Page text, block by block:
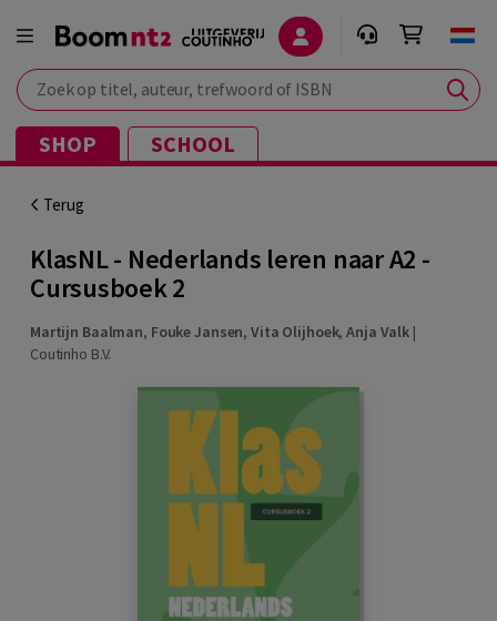
Zoek op titel, auteur, trefwoord of ISBN
SHOP SCHOOL
Terug
KlasNL - Nederlands leren naar A2 -
Cursusboek 2
Martijn Baalman, Fouke Jansen,Vita Olijhoek,Anja Valk |
Coutinho B.V.